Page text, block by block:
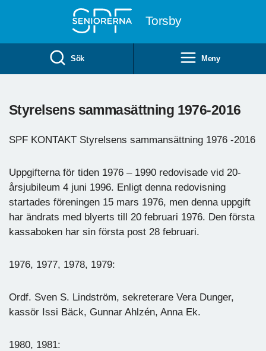
Torsby
Sök Meny
Styrelsens sammasättning 1976-2016
SPF KONTAKT Styrelsens sammansättning 1976 -2016
Uppgifterna för tiden 1976 – 1990 redovisade vid 20-
årsjubileum 4 juni 1996. Enligt denna redovisning
startades föreningen 15 mars 1976, men denna uppgift
har ändrats med blyerts till 20 februari 1976. Den första
kassaboken har sin första post 28 februari.
1976, 1977, 1978, 1979:
Ordf. Sven S. Lindström, sekreterare Vera Dunger,
kassör Issi Bäck, Gunnar Ahlzén, Anna Ek.
1980, 1981: